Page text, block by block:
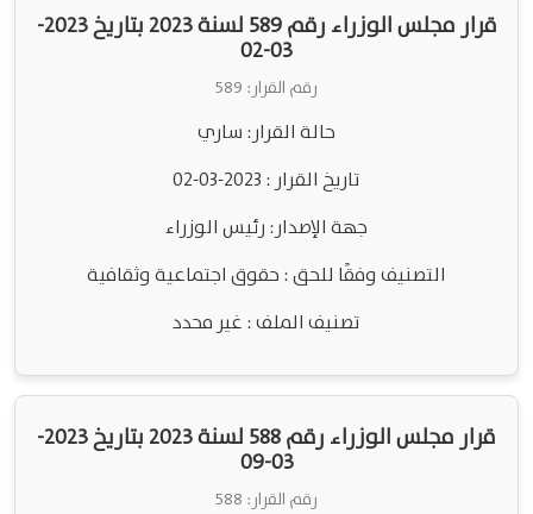
قرار مجلس الوزراء رقم 589 لسنة 2023 بتاريخ 2023-
03-02
رقم القرار: 589
حالة القرار: ساري
تاريخ القرار : 2023-03-02
جهة الإصدار: رئيس الوزراء
التصنيف وفقًا للحق : حقوق اجتماعية وثقافية
تصنيف الملف : غير محدد
قرار مجلس الوزراء رقم 588 لسنة 2023 بتاريخ 2023-
03-09
رقم القرار: 588